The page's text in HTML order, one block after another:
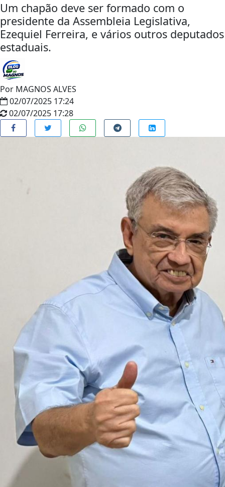
Um chapão deve ser formado com o
presidente da Assembleia Legislativa,
Ezequiel Ferreira, e vários outros deputados
estaduais.
Por MAGNOS ALVES
02/07/2025 17:24
02/07/2025 17:28